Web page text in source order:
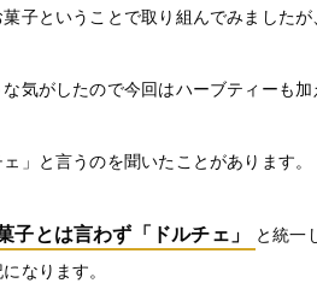
子ということで取り組んでみました
気がしたので今回はハーブティーも
」と言うのを聞いたことがあります。
子とは言わず「ドルチェ」
と統一
なります。